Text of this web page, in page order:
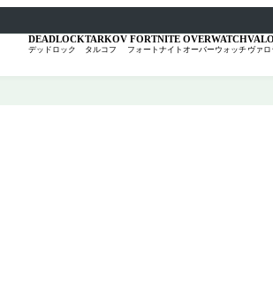
DEADLOCK
デッドロック
TARKOV
タルコフ
FORTNITE
フォートナイト
OVERWATCH
オーバーウォッチ ヴァロ